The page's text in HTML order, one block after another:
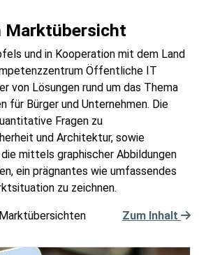
Marktübersicht
und in Kooperation mit dem Land
Öffentliche IT
von Lösungen rund um das Thema
für Bürger und Unternehmen. Die
Fragen zu
und Architektur, sowie
mittels graphischer Abbildungen
ein prägnantes wie umfassendes
zu zeichnen.
Marktübersichten Zum Inhalt